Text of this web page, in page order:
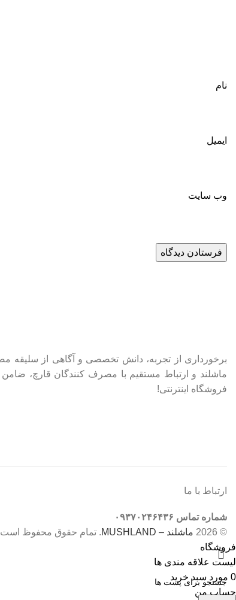
نام
ایمیل
وب‌ سایت
فروشگاه اینترنتی!
ارتباط با ما
شماره تماس ۰۹۳۷۰۲۴۶۴۳۶
© 2026
ماشلند – MUSHLAND . تمام حقوق محفوظ است
فروشگاه
لیست علاقه مندی ها
0 مورد سبد خرید
حساب من